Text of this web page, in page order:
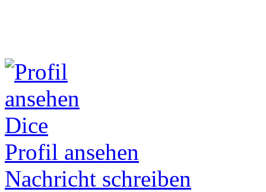
Dice
Profil ansehen
Nachricht schreiben